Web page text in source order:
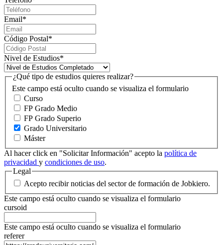
Email*
Código Postal*
Nivel de Estudios*
Este campo está oculto cuando se visualiza el formulario
¿Qué tipo de estudios quieres realizar?
Curso
FP Grado Medio
FP Grado Superio
Grado Universitario
Máster
Al hacer click en "Solicitar Información" acepto la política de
privacidad y condiciones de uso.
Legal
Acepto recibir noticias del sector de formación de Jobkiero.
Este campo está oculto cuando se visualiza el formulario
cursoid
Este campo está oculto cuando se visualiza el formulario
referer